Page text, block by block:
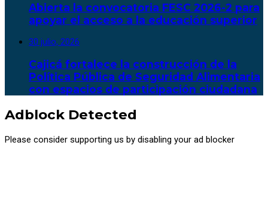
Abierta la convocatoria FESC 2026-2 para
apoyar el acceso a la educación superior
30 julio, 2026
Cajicá fortalece la construcción de la
Política Pública de Seguridad Alimentaria
con espacios de participación ciudadana
Adblock Detected
Please consider supporting us by disabling your ad blocker